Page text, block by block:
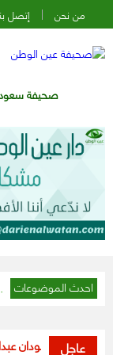
من نحن إتصل
صحيفة
احدث الموضوعات
عاجل
السودان عبدالله